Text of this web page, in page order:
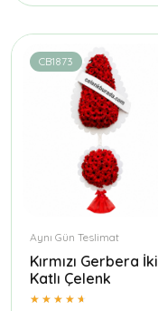
CB1873
Aynı Gün Teslimat
Kırmızı Gerbera İki
Katlı Çelenk